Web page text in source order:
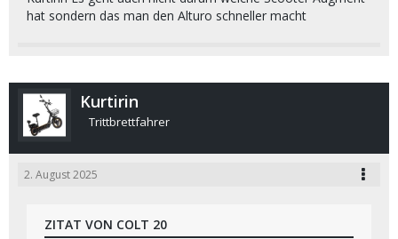
hat sondern das man den Alturo schneller macht
Kurtirin
Trittbrettfahrer
2. August 2025
ZITAT VON COLT 20